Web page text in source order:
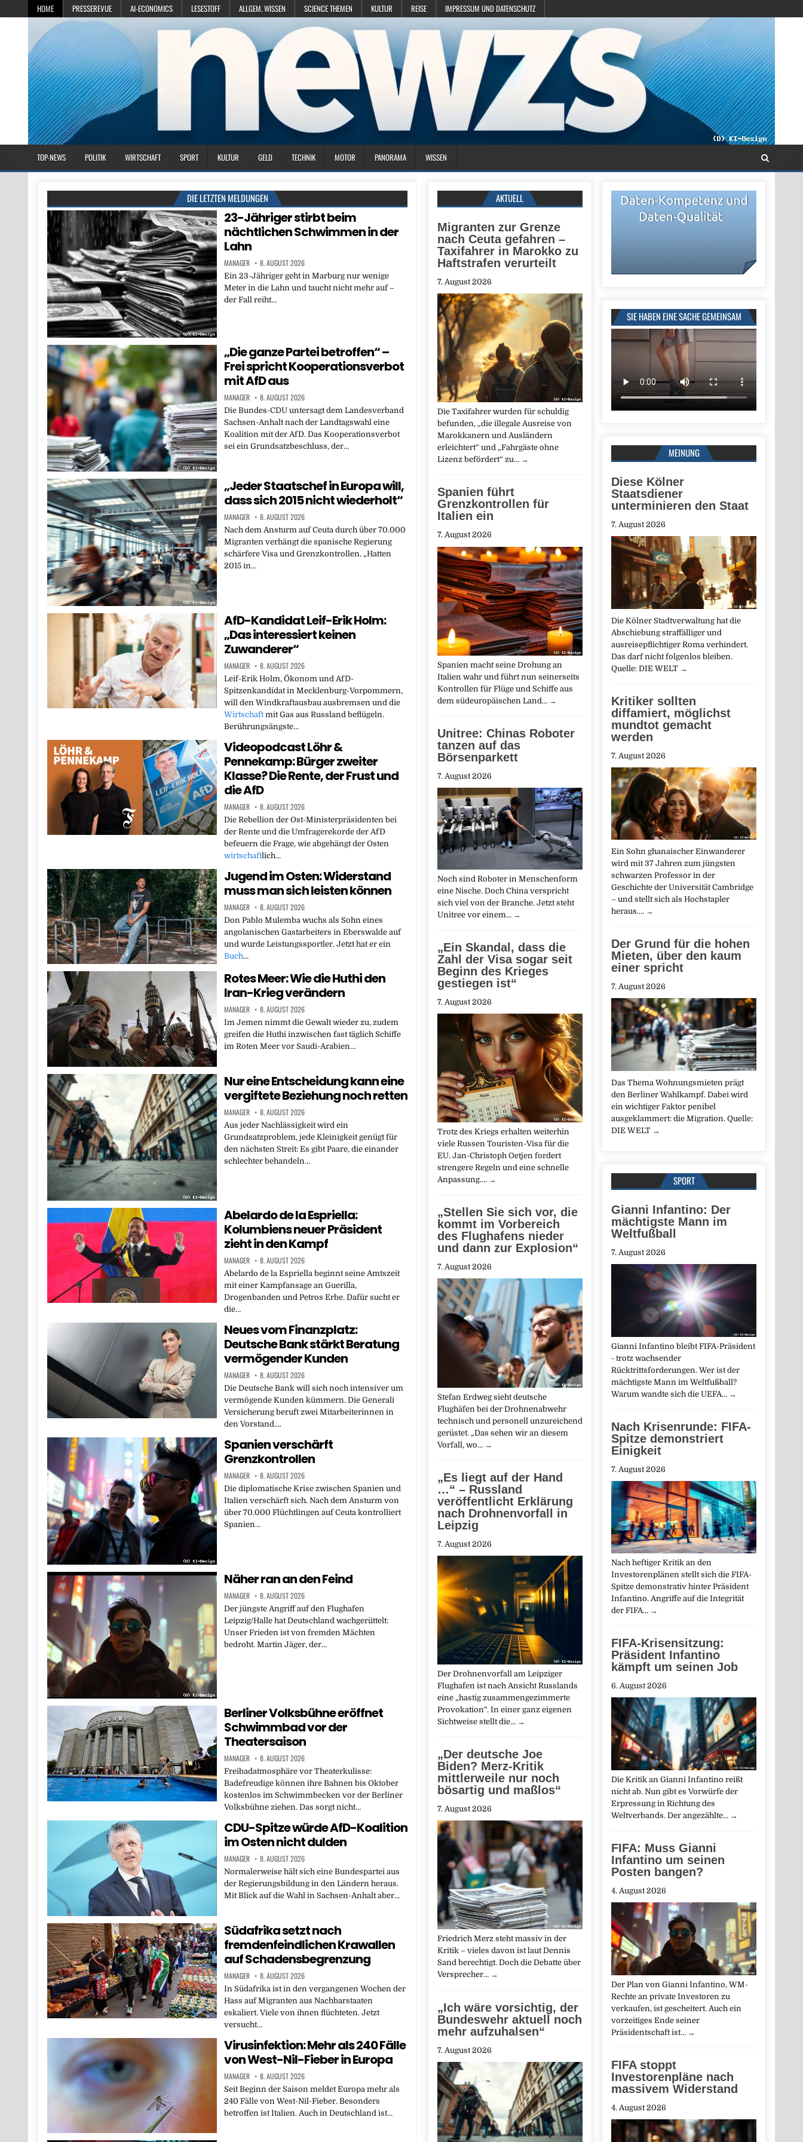
HOME PRESSEREVUE AI-ECONOMICS LESESTOFF ALLGEM. WISSEN SCIENCE THEMEN KULTUR REISE IMPRESSUM UND DATENSCHUTZ
TOP-NEWS POLITIK WIRTSCHAFT SPORT KULTUR GELD TECHNIK MOTOR PANORAMA WISSEN
DIE LETZTEN MELDUNGEN
23-Jähriger stirbt beim
nächtlichen Schwimmen in der
Lahn
MANAGER 8. AUGUST 2026
Ein 23-Jähriger geht in Marburg nur wenige
Meter in die Lahn und taucht nicht mehr auf –
der Fall reiht…
„Die ganze Partei betroffen“ –
Frei spricht Kooperationsverbot
mit AfD aus
MANAGER 8. AUGUST 2026
Die Bundes-CDU untersagt dem Landesverband
Sachsen-Anhalt nach der Landtagswahl eine
Koalition mit der AfD. Das Kooperationsverbot
sei ein Grundsatzbeschluss, der…
„Jeder Staatschef in Europa will,
dass sich 2015 nicht wiederholt“
MANAGER 8. AUGUST 2026
Nach dem Ansturm auf Ceuta durch über 70.000
Migranten verhängt die spanische Regierung
schärfere Visa und Grenzkontrollen. „Hatten
2015 in…
AfD-Kandidat Leif-Erik Holm:
„Das interessiert keinen
Zuwanderer“
MANAGER 8. AUGUST 2026
Leif-Erik Holm, Ökonom und AfD-
Spitzenkandidat in Mecklenburg-Vorpommern,
will den Windkraftausbau ausbremsen und die
Wirtschaftmit Gas aus Russland beflügeln.
Berührungsängste…
Videopodcast Löhr &
Pennekamp: Bürger zweiter
Klasse? Die Rente, der Frust und
die AfD
MANAGER 8. AUGUST 2026
Die Rebellion der Ost-Ministerpräsidenten bei
der Rente und die Umfragerekorde der AfD
befeuern die Frage, wie abgehängt der Osten
wirtschaftlich…
Jugend im Osten: Widerstand
muss man sich leisten können
MANAGER 8. AUGUST 2026
Don Pablo Mulemba wuchs als Sohn eines
angolanischen Gastarbeiters in Eberswalde auf
und wurde Leistungssportler. Jetzt hat er ein
Buch…
Rotes Meer: Wie die Huthi den
Iran-Krieg verändern
MANAGER 8. AUGUST 2026
Im Jemen nimmt die Gewalt wieder zu, zudem
greifen die Huthi inzwischen fast täglich Schiffe
im Roten Meer vor Saudi-Arabien…
Nur eine Entscheidung kann eine
vergiftete Beziehung noch retten
MANAGER 8. AUGUST 2026
Aus jeder Nachlässigkeit wird ein
Grundsatzproblem, jede Kleinigkeit genügt für
den nächsten Streit: Es gibt Paare, die einander
schlechter behandeln…
Abelardo de la Espriella:
Kolumbiens neuer Präsident
zieht in den Kampf
MANAGER 8. AUGUST 2026
Abelardo de la Espriella beginnt seine Amtszeit
mit einer Kampfansage an Guerilla,
Drogenbanden und Petros Erbe. Dafür sucht er
die…
Neues vom Finanzplatz:
Deutsche Bank stärkt Beratung
vermögender Kunden
MANAGER 8. AUGUST 2026
Die Deutsche Bank will sich noch intensiver um
vermögende Kunden kümmern. Die Generali
Versicherung beruft zwei Mitarbeiterinnen in
den Vorstand….
Spanien verschärft
Grenzkontrollen
MANAGER 8. AUGUST 2026
Die diplomatische Krise zwischen Spanien und
Italien verschärft sich. Nach dem Ansturm von
über 70.000 Flüchtlingen auf Ceuta kontrolliert
Spanien…
Näher ran an den Feind
MANAGER 8. AUGUST 2026
Der jüngste Angriff auf den Flughafen
Leipzig/Halle hat Deutschland wachgerüttelt:
Unser Frieden ist von fremden Mächten
bedroht. Martin Jäger, der…
Berliner Volksbühne eröffnet
Schwimmbad vor der
Theatersaison
MANAGER 8. AUGUST 2026
Freibadatmosphäre vor Theaterkulisse:
Badefreudige können ihre Bahnen bis Oktober
kostenlos im Schwimmbecken vor der Berliner
Volksbühne ziehen. Das sorgt nicht…
CDU-Spitze würde AfD-Koalition
im Osten nicht dulden
MANAGER 8. AUGUST 2026
Normalerweise hält sich eine Bundespartei aus
der Regierungsbildung in den Ländern heraus.
Mit Blick auf die Wahl in Sachsen-Anhalt aber…
Südafrika setzt nach
fremdenfeindlichen Krawallen
auf Schadensbegrenzung
MANAGER 8. AUGUST 2026
In Südafrika ist in den vergangenen Wochen der
Hass auf Migranten aus Nachbarstaaten
eskaliert. Viele von ihnen flüchteten. Jetzt
versucht…
Virusinfektion: Mehr als 240 Fälle
von West-Nil-Fieber in Europa
MANAGER 8. AUGUST 2026
Seit Beginn der Saison meldet Europa mehr als
240 Fälle von West-Nil-Fieber. Besonders
betroffen ist Italien. Auch in Deutschland ist…
SIE HABEN EINE SACHE GEMEINSAM
MEINUNG
Diese Kölner
Staatsdiener
unterminieren den Staat
7. August 2026
Die Kölner Stadtverwaltung hat die
Abschiebung straffälliger und
ausreisepflichtiger Roma verhindert.
Das darf nicht folgenlos bleiben.
Quelle: DIE WELT →
Kritiker sollten
diffamiert, möglichst
mundtot gemacht
werden
7. August 2026
Ein Sohn ghanaischer Einwanderer
wird mit 37 Jahren zum jüngsten
schwarzen Professor in der
Geschichte der Universität Cambridge
– und stellt sich als Hochstapler
heraus.… →
Der Grund für die hohen
Mieten, über den kaum
einer spricht
7. August 2026
Das Thema Wohnungsmieten prägt
den Berliner Wahlkampf. Dabei wird
ein wichtiger Faktor penibel
ausgeklammert: die Migration. Quelle:
DIE WELT →
SPORT
Gianni Infantino: Der
mächtigste Mann im
Weltfußball
7. August 2026
Gianni Infantino bleibt FIFA-Präsident
- trotz wachsender
Rücktrittsforderungen. Wer ist der
mächtigste Mann im Weltfußball?
Warum wandte sich die UEFA… →
Nach Krisenrunde: FIFA-
Spitze demonstriert
Einigkeit
7. August 2026
Nach heftiger Kritik an den
Investorenplänen stellt sich die FIFA-
Spitze demonstrativ hinter Präsident
Infantino. Angriffe auf die Integrität
der FIFA… →
FIFA-Krisensitzung:
Präsident Infantino
kämpft um seinen Job
6. August 2026
Die Kritik an Gianni Infantino reißt
nicht ab. Nun gibt es Vorwürfe der
Erpressung in Richtung des
Weltverbands. Der angezählte… →
FIFA: Muss Gianni
Infantino um seinen
Posten bangen?
4. August 2026
Der Plan von Gianni Infantino, WM-
Rechte an private Investoren zu
verkaufen, ist gescheitert. Auch ein
vorzeitiges Ende seiner
Präsidentschaft ist… →
FIFA stoppt
Investorenpläne nach
massivem Widerstand
4. August 2026
AKTUELL
Migranten zur Grenze
nach Ceuta gefahren –
Taxifahrer in Marokko zu
Haftstrafen verurteilt
7. August 2026
Die Taxifahrer wurden für schuldig
befunden, „die illegale Ausreise von
Marokkanern und Ausländern
erleichtert“ und „Fahrgäste ohne
Lizenz befördert“ zu… →
Spanien führt
Grenzkontrollen für
Italien ein
7. August 2026
Spanien macht seine Drohung an
Italien wahr und führt nun seinerseits
Kontrollen für Flüge und Schiffe aus
dem südeuropäischen Land… →
Unitree: Chinas Roboter
tanzen auf das
Börsenparkett
7. August 2026
Noch sind Roboter in Menschenform
eine Nische. Doch China verspricht
sich viel von der Branche. Jetzt steht
Unitree vor einem… →
„Ein Skandal, dass die
Zahl der Visa sogar seit
Beginn des Krieges
gestiegen ist“
7. August 2026
Trotz des Kriegs erhalten weiterhin
viele Russen Touristen-Visa für die
EU. Jan-Christoph Oetjen fordert
strengere Regeln und eine schnelle
Anpassung.… →
„Stellen Sie sich vor, die
kommt im Vorbereich
des Flughafens nieder
und dann zur Explosion“
7. August 2026
Stefan Erdweg sieht deutsche
Flughäfen bei der Drohnenabwehr
technisch und personell unzureichend
gerüstet. „Das sehen wir an diesem
Vorfall, wo… →
„Es liegt auf der Hand
…“ – Russland
veröffentlicht Erklärung
nach Drohnenvorfall in
Leipzig
7. August 2026
Der Drohnenvorfall am Leipziger
Flughafen ist nach Ansicht Russlands
eine „hastig zusammengezimmerte
Provokation“. In einer ganz eigenen
Sichtweise stellt die… →
„Der deutsche Joe
Biden? Merz-Kritik
mittlerweile nur noch
bösartig und maßlos“
7. August 2026
Friedrich Merz steht massiv in der
Kritik – vieles davon ist laut Dennis
Sand berechtigt. Doch die Debatte über
Versprecher… →
„Ich wäre vorsichtig, der
Bundeswehr aktuell noch
mehr aufzuhalsen“
7. August 2026